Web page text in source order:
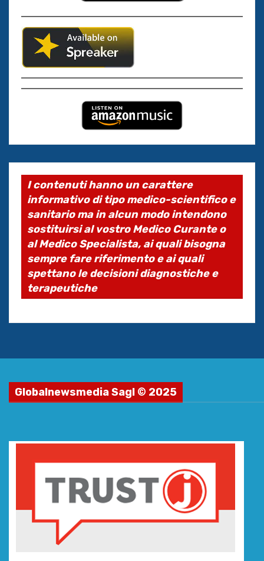
I contenuti hanno un carattere
informativo di tipo medico-scientifico e
sanitario ma in alcun modo intendono
sostituirsi al vostro Medico Curante o
al Medico Specialista, ai quali bisogna
sempre fare riferimento e ai quali
spettano le decisioni diagnostiche e
terapeutiche
Globalnewsmedia Sagl © 2025